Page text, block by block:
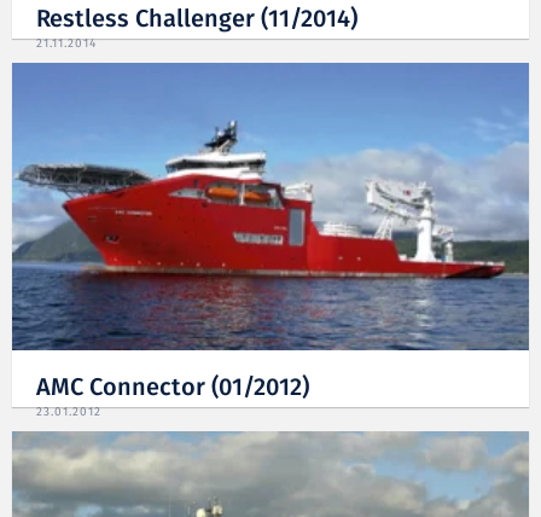
Restless Challenger (11/2014)
21.11.2014
AMC Connector (01/2012)
23.01.2012